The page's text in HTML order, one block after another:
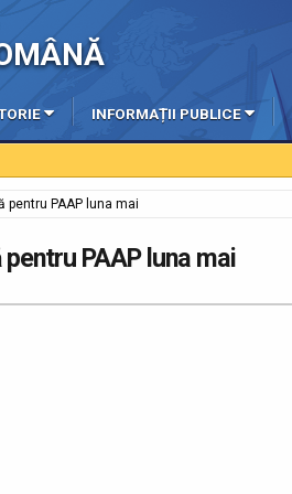
INFORMAȚII PUBLICE
PAAP luna mai
PAAP luna mai